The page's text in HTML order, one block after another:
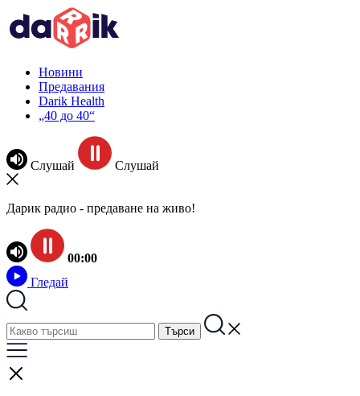
Новини
Предавания
Darik Health
„40 до 40“
Слушай Слушай
Дарик радио - предаване на живо!
00:00
Гледай